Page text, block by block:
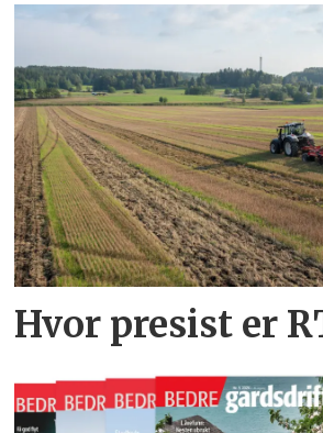
Hvor presist er